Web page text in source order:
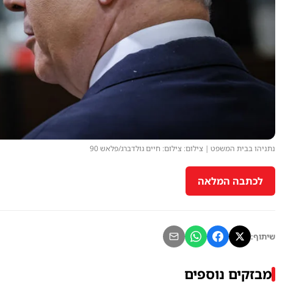
נתניהו בבית המשפט | צילום: צילום: חיים גולדברג/פלאש 90
לכתבה המלאה
שיתוף:
מבזקים נוספים